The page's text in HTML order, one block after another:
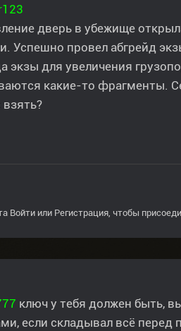
дверь в убежище
Успешно провел абгрейд
экзы для увеличения
какие-то фрагменты.
взять?
Войти или Регистрация, чтобы
ключ у тебя должен быть,
если складывал всё перед